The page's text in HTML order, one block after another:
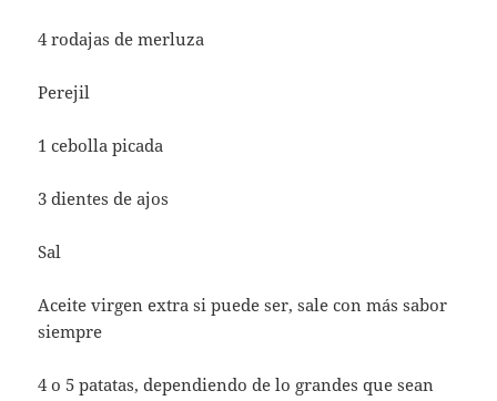
4 rodajas de merluza
Perejil
1 cebolla picada
3 dientes de ajos
Sal
Aceite virgen extra si puede ser, sale con más sabor
siempre
4 o 5 patatas, dependiendo de lo grandes que sean